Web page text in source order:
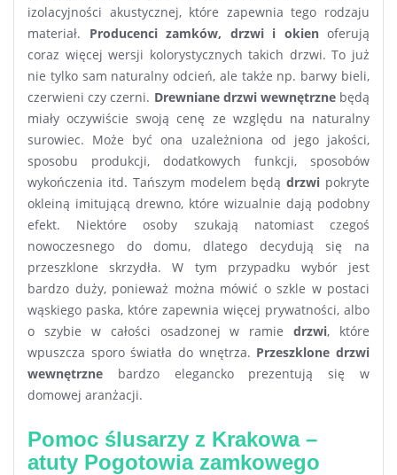
izolacyjności akustycznej, które zapewnia tego rodzaju
materiał. Producenci zamków, drzwi i okienoferują
coraz więcej wersji kolorystycznych takich drzwi. To już
nie tylko sam naturalny odcień, ale także np. barwy bieli,
czerwieni czy czerni. Drewniane drzwi wewnętrznebędą
miały oczywiście swoją cenę ze względu na naturalny
surowiec. Może być ona uzależniona od jego jakości,
sposobu produkcji, dodatkowych funkcji, sposobów
wykończenia itd. Tańszym modelem będądrzwi pokryte
okleiną imitującą drewno, które wizualnie dają podobny
efekt. Niektóre osoby szukają natomiast czegoś
nowoczesnego do domu, dlatego decydują się na
przeszklone skrzydła. W tym przypadku wybór jest
bardzo duży, ponieważ można mówić o szkle w postaci
wąskiego paska, które zapewnia więcej prywatności, albo
o szybie w całości osadzonej w ramiedrzwi, które
wpuszcza sporo światła do wnętrza. Przeszklone drzwi
wewnętrzne bardzo elegancko prezentują się w
domowej aranżacji.
Pomoc ślusarzy z Krakowa –
atuty Pogotowia zamkowego